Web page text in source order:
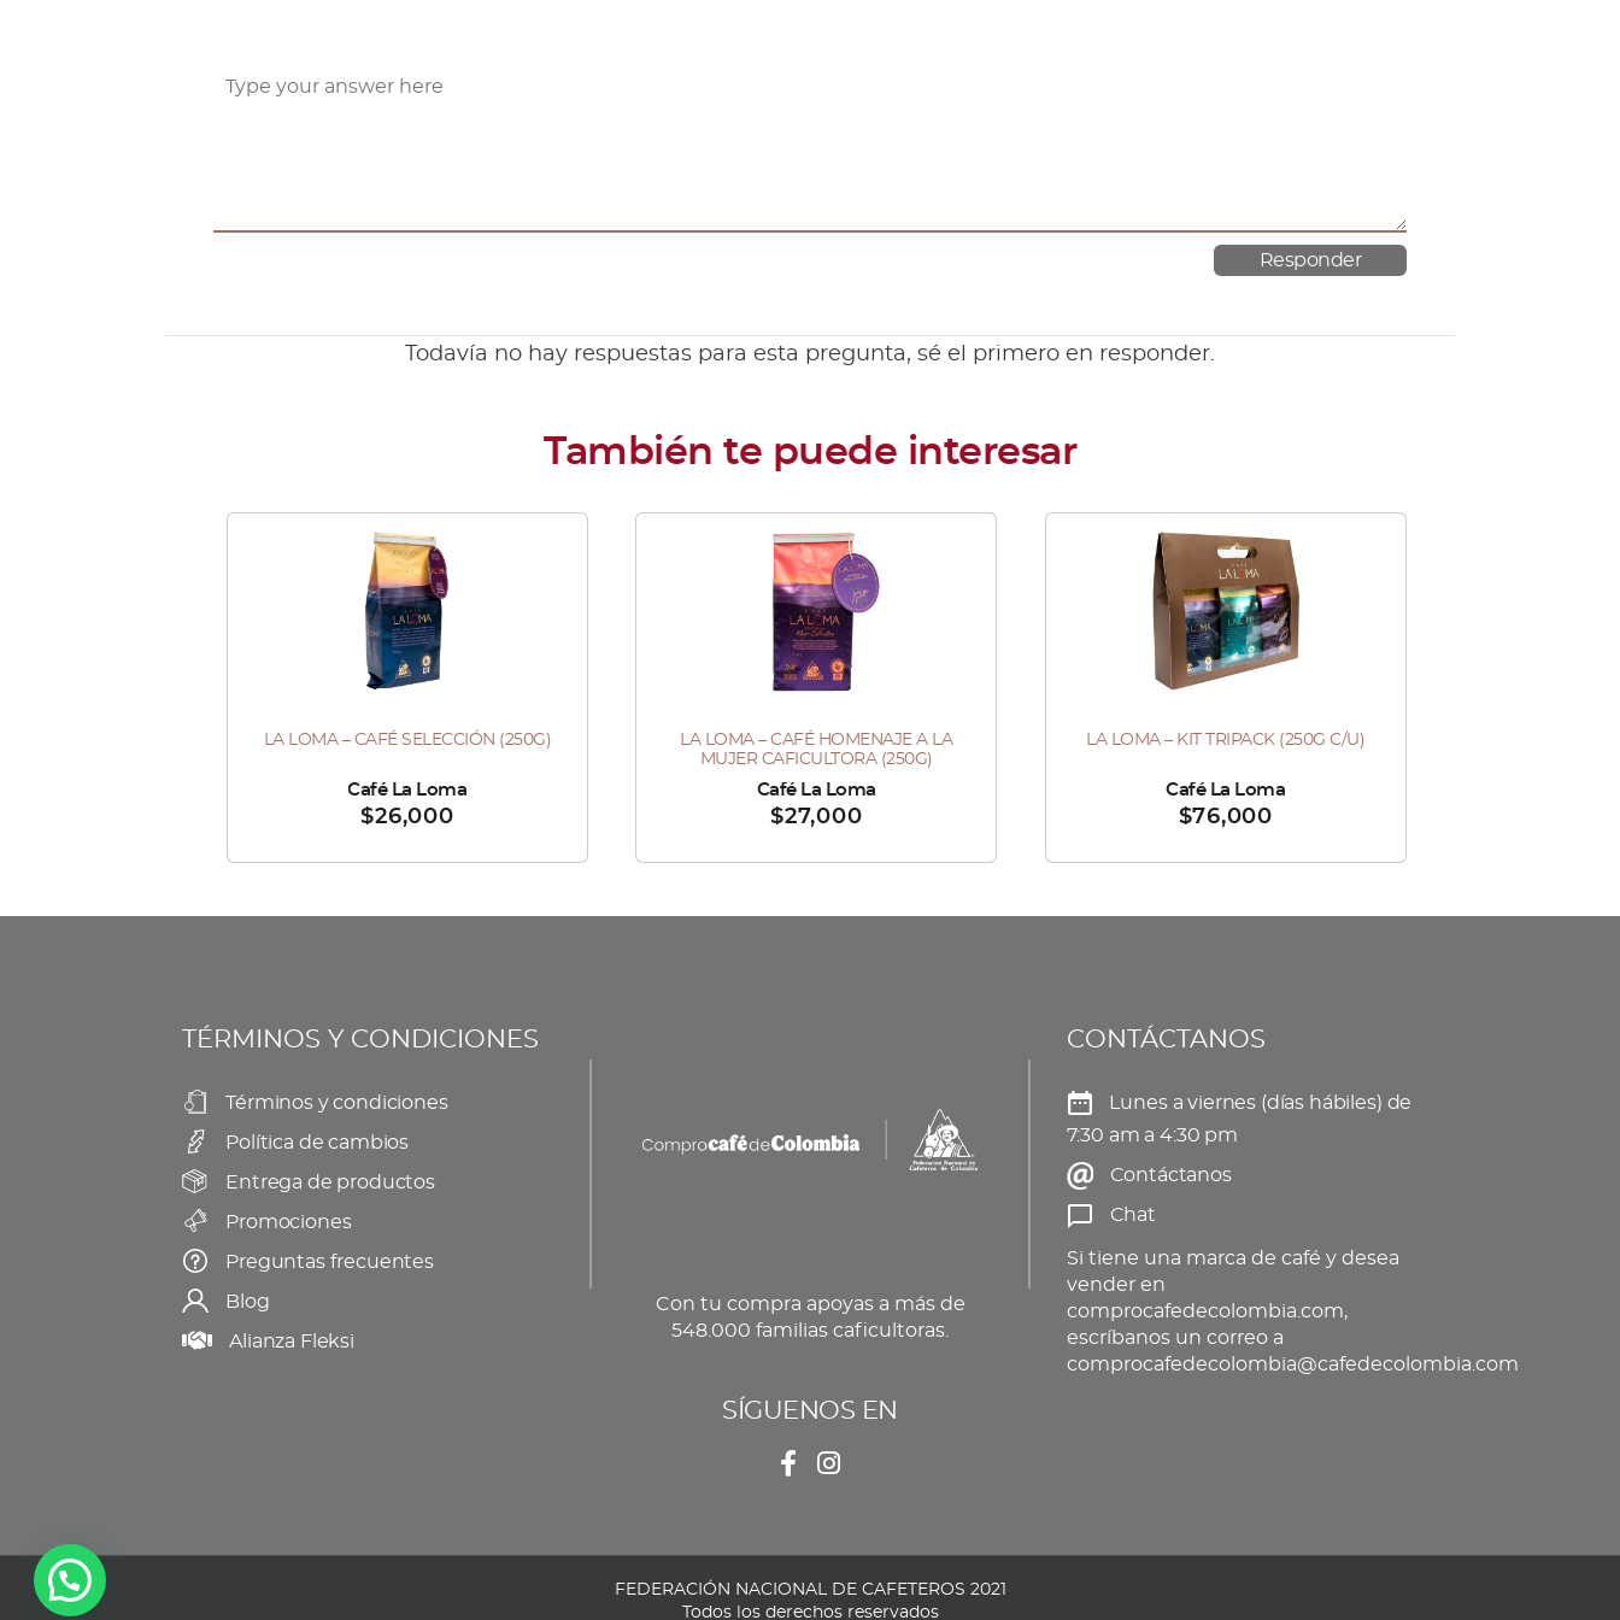
Todavía no hay respuestas para esta pregunta, sé el primero en responder.
LA LOMA – CAFÉ SELECCIÓN (250G)
$26,000
Café La Loma
LA LOMA – CAFÉ HOMENAJE A LA
MUJER CAFICULTORA (250G)
$27,000
Café La Loma
LA LOMA – KIT TRIPACK (250G C/U)
$76,000
Vendido por :Café La Loma
TÉRMINOS Y CONDICIONES
Términos y condiciones
Política de cambios
Entrega de productos
Promociones
Preguntas frecuentes
Blog
Alianza Fleksi
Con tu compra apoyas a más de
548.000 familias caficultoras.
SÍGUENOS EN
CONTÁCTANOS
Lunes a viernes (días hábiles) de
7:30 am a 4:30 pm
Contáctanos
Chat
Si tiene una marca de café y desea
vender en
comprocafedecolombia.com,
escríbanos un correo a
comprocafedecolombia@cafedecolombia.com
FEDERACIÓN NACIONAL DE CAFETEROS 2021
Todos los derechos reservados